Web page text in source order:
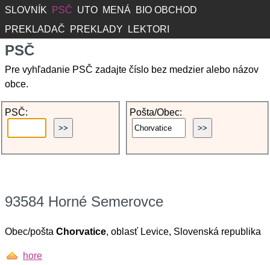
SLOVNÍK PSČ UTO MENÁ
BIO OBCHOD
PREKLADAČ
PREKLADY LEKTORI
PSČ
Pre vyhľadanie PSČ zadajte číslo bez medzier alebo názov
obce.
PSČ: Pošta/Obec:
93584 Horné Semerovce
Obec/pošta Chorvatice, oblasť Levice, Slovenská republika
hore